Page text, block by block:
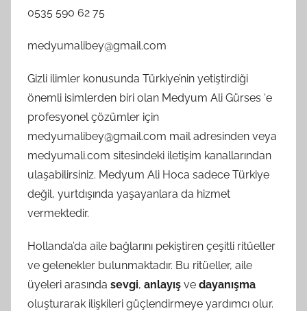
0535 590 62 75
medyumalibey@gmail.com
Gizli ilimler konusunda Türkiye’nin yetiştirdiği
önemli isimlerden biri olan Medyum Ali Gürses ‘e
profesyonel çözümler için
medyumalibey@gmail.com mail adresinden veya
medyumali.com sitesindeki iletişim kanallarından
ulaşabilirsiniz. Medyum Ali Hoca sadece Türkiye
değil, yurtdışında yaşayanlara da hizmet
vermektedir.
Hollanda’da aile bağlarını pekiştiren çeşitli ritüeller
ve gelenekler bulunmaktadır. Bu ritüeller, aile
üyeleri arasında sevgi, anlayış ve dayanışma
oluşturarak ilişkileri güçlendirmeye yardımcı olur.